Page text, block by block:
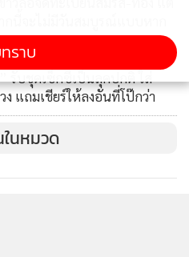
นี้จะไม่มีวันสมบูรณ์แบบหาก
รับชุดเซ็กซี่เป็นลุคปกติ ใส่
แถมเชียร์ให้ลงอันที่โป๊กว่า
ในหมวด
ราบ